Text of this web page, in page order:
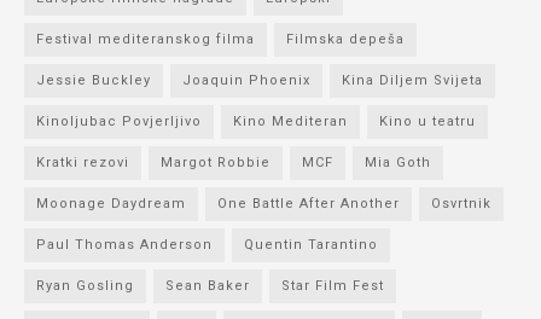
Festival mediteranskog filma Filmska depeša
Jessie Buckley Joaquin Phoenix Kina Diljem Svijeta
Kinoljubac Povjerljivo Kino Mediteran Kino u teatru
Kratki rezovi Margot Robbie MCF Mia Goth
Moonage Daydream One Battle After Another Osvrtnik
Paul Thomas Anderson Quentin Tarantino
Ryan Gosling Sean Baker Star Film Fest